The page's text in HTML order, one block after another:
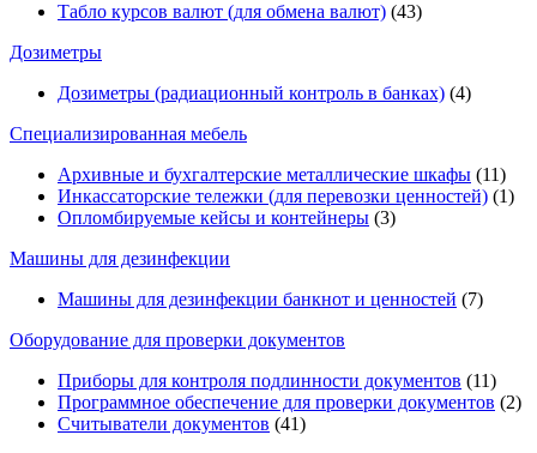
Табло курсов валют (для обмена валют) (43)
Дозиметры
Дозиметры (радиационный контроль в банках) (4)
Специализированная мебель
Архивные и бухгалтерские металлические шкафы (11)
Инкассаторские тележки (для перевозки ценностей) (1)
Опломбируемые кейсы и контейнеры (3)
Машины для дезинфекции
Машины для дезинфекции банкнот и ценностей (7)
Оборудование для проверки документов
Приборы для контроля подлинности документов (11)
Программное обеспечение для проверки документов (2)
Считыватели документов (41)